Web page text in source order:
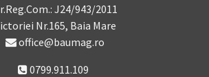
J24/943/2011
Nr.165, Baia Mare
office@baumag.ro
0799.911.109